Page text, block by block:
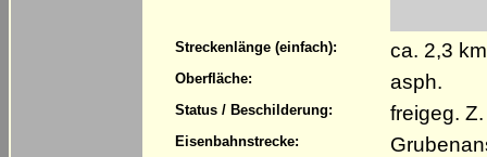
Streckenlänge (einfach): ca. 2,3
Oberfläche: asph.
Status / Beschilderung: freigeg.
Eisenbahnstrecke: